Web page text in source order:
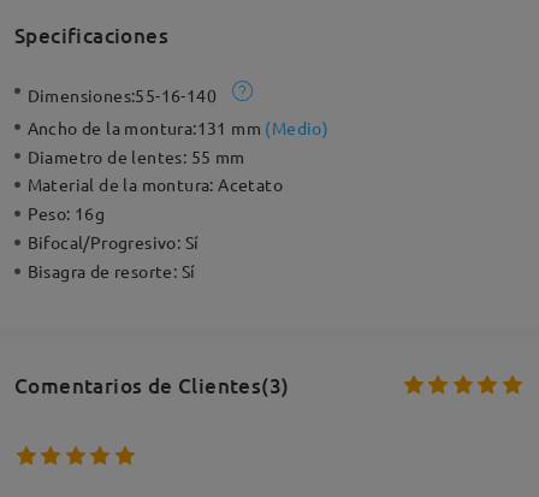
Specificaciones
Dimensiones:55-16-140
Ancho de la montura:131 mm (Medio)
Diametro de lentes: 55 mm
Material de la montura:Acetato
Peso: 16g
Bifocal/Progresivo: Sí
Bisagra de resorte: Sí
Comentarios de Clientes(3)